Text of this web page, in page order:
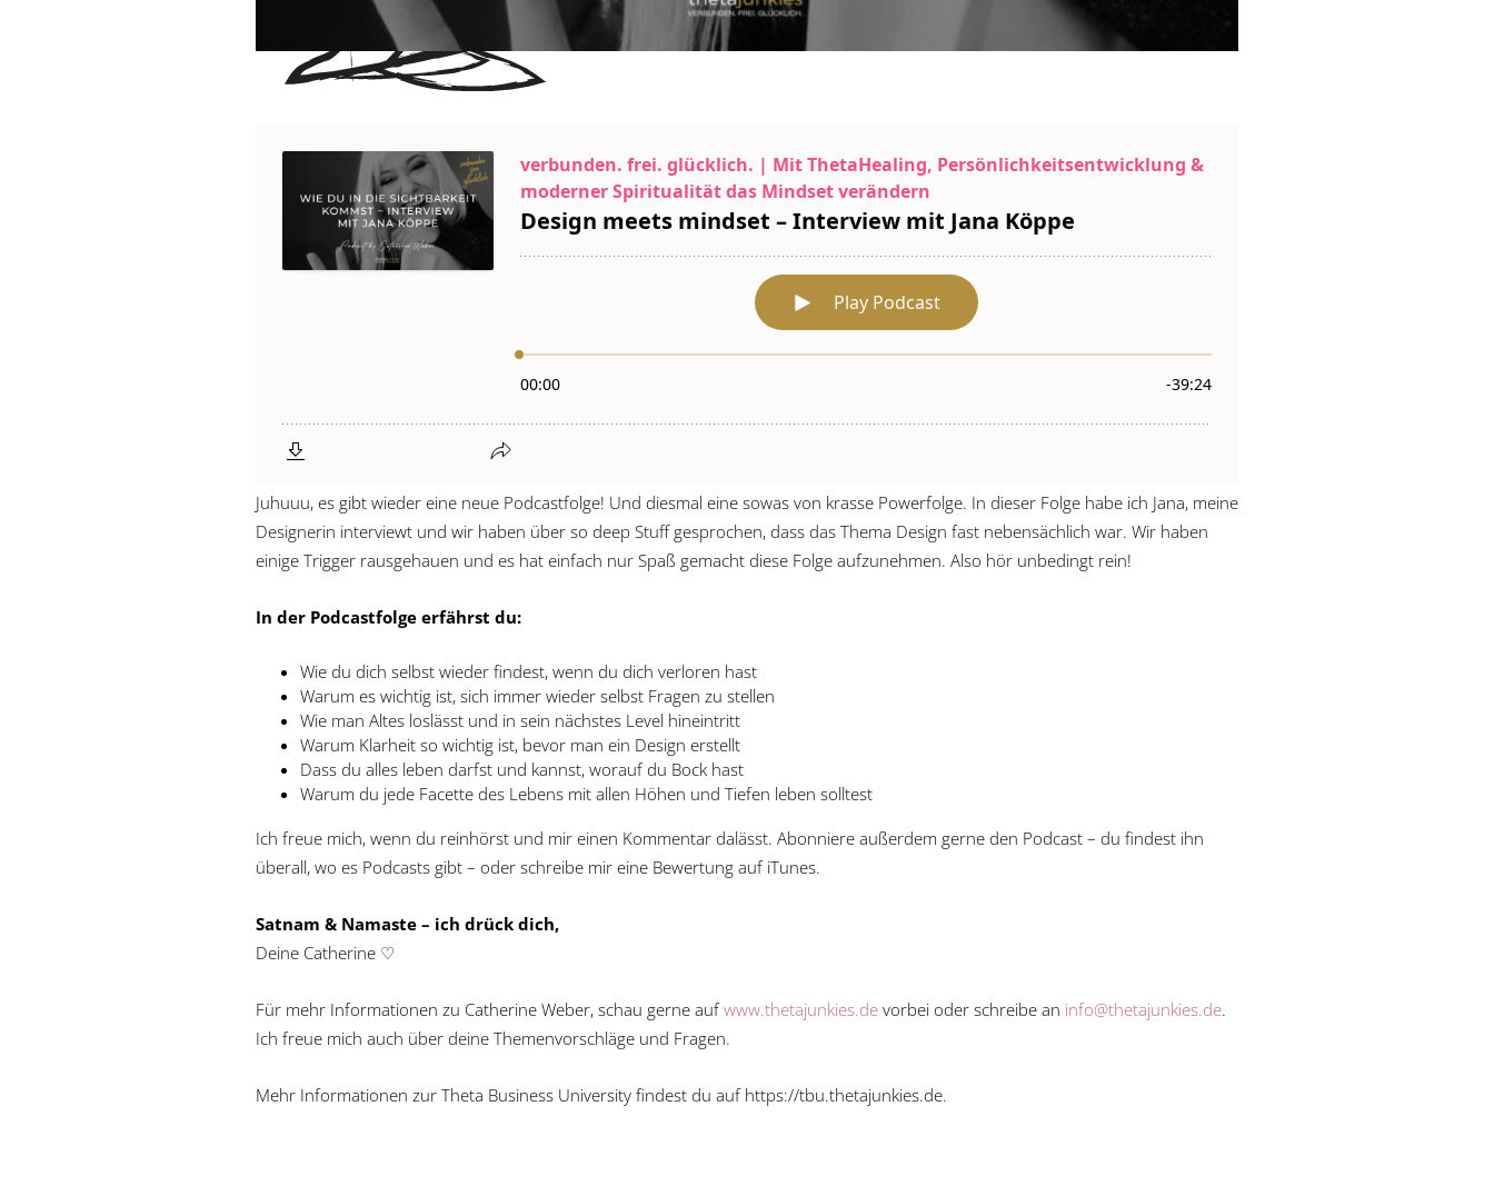
Juhuuu, es gibt wieder eine neue Podcastfolge! Und diesmal eine sowas von krasse Powerfolge. In dieser Folge habe ich Jana, meine
Designerin interviewt und wir haben über so deep Stuff gesprochen, dass das Thema Design fast nebensächlich war. Wir haben
einige Trigger rausgehauen und es hat einfach nur Spaß gemacht diese Folge aufzunehmen. Also hör unbedingt rein!
In der Podcastfolge erfährst du:
Wie du dich selbst wieder findest, wenn du dich verloren hast
Warum es wichtig ist, sich immer wieder selbst Fragen zu stellen
Wie man Altes loslässt und in sein nächstes Level hineintritt
Warum Klarheit so wichtig ist, bevor man ein Design erstellt
Dass du alles leben darfst und kannst, worauf du Bock hast
Warum du jede Facette des Lebens mit allen Höhen und Tiefen leben solltest
Ich freue mich, wenn du reinhörst und mir einen Kommentar dalässt. Abonniere außerdem gerne den Podcast – du findest ihn
überall, wo es Podcasts gibt – oder schreibe mir eine Bewertung auf iTunes.
Satnam & Namaste – ich drück dich,
Deine Catherine ♡
Für mehr Informationen zu Catherine Weber, schau gerne aufwww.thetajunkies.de vorbei oder schreibe an info@thetajunkies.de.
Ich freue mich auch über deine Themenvorschläge und Fragen.
Mehr Informationen zur Theta Business University findest du auf https://tbu.thetajunkies.de.